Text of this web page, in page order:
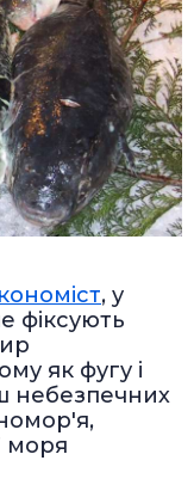
, у
фіксують
як фугу і
небезпечних
моря